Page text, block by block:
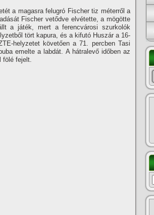
a magasra felugró Fischer tiz méterről a
Fischer vetődve elvétette, a mögötte
a játék, mert a ferencvárosi szurkolók
tört kapura, és a kifutó Huszár a 16-
helyzetet követően a 71. percben Tasi
emelte a labdát. A hátralevő időben az
fölé fejelt.